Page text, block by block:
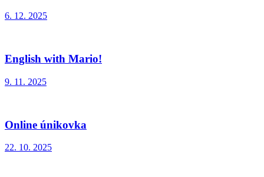
6. 12. 2025
English with Mario!
9. 11. 2025
Online únikovka
22. 10. 2025